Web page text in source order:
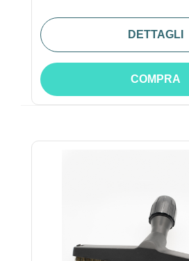
DETTAGLI
COMPRA